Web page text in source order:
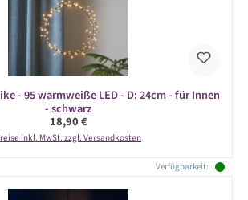
- 95 warmweiße LED - D: 24cm - für Innen
- schwarz
Regulärer Preis:
18,90 €
inkl. MwSt. zzgl. Versandkosten
Verfügbarkeit: